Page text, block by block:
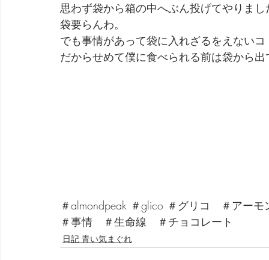
思わず袋から箱の中へぶん投げてやりまし
袋要らんわ。
でも事情があって袋に入れざるをえない
だからせめて僕に食べられる前は袋から
＃almondpeak ＃glico ＃グリコ　＃アー
＃事情　＃生命線　＃チョコレート
日記 青い気まぐれ